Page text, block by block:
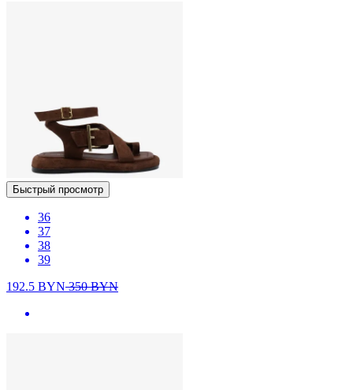
Быстрый просмотр
36
37
38
39
192.5 BYN350BYN